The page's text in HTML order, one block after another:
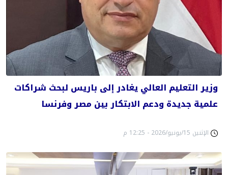
وزير التعليم العالي يغادر إلى باريس لبحث شراكات
علمية جديدة ودعم الابتكار بين مصر وفرنسا
الإثنين 15/يونيو/2026 - 12:25 م